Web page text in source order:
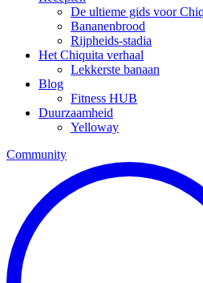
De ultieme gids voor
Bananenbrood
Rijpheids-stadia
Het Chiquita verhaal
Lekkerste banaan
Blog
Fitness HUB
Duurzaamheid
Yelloway
Community